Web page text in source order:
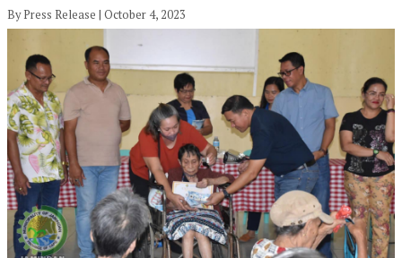
By Press Release | October 4, 2023